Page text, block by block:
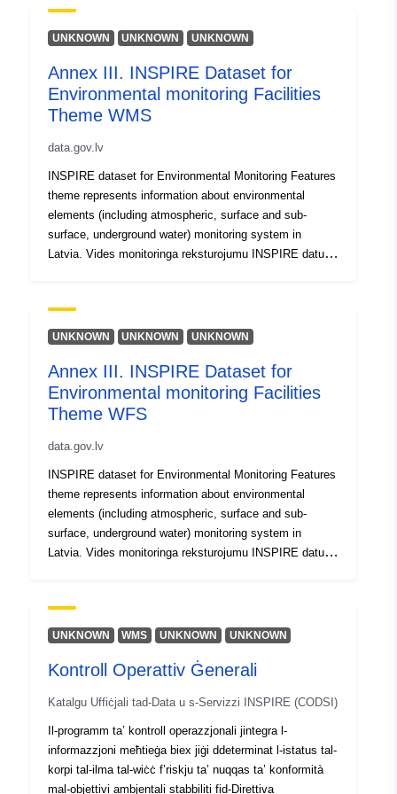
Spazjali:
20.7, 55.6 ], [ 20.7, 58.1 ], [
Tip: Polygon
Identifikaturi:
uriRef:
http://data.europa.eu/88u/dataset/
36ac-4a21-81df-391a21a0dfa8
UNKNOWN UNKNOWN UNKNOWN
Annex III. INSPIRE Dataset for
Environmental monitoring Facilities
Theme WMS
data.gov.lv
INSPIRE dataset for Environmental Monitoring Features
theme represents information about environmental
elements (including atmospheric, surface and sub-
surface, underground water) monitoring system in
Latvia. Vides monitoringa reksturojumu INSPIRE datu
pazemes, kā arī pazemes ūdeņiem) Datu kopa satur
sekojošus slāņus: Valsts atmosfēras gaisa kvalitātes
(ef:efEnvMonitoringNetwork_Atmosphere); Valsts
meteoroloģisko novērojumu staciju tīkls, kurā iekļauts
meteroloģiskais radars Rīgas lidostā
ūdeņu novērojumu stacijas
(ef:efEnvMonitoringNetwork_surfaceWater); Valsts
pazemes ūdeņu novērojumu stacijas
(ef:efEnvMonitoringNetwork_hydrogeology) Dažādās
vides novērošanas programmās iekļautās stacijas
(efEnvMonitoringProgrammeP)
UNKNOWN UNKNOWN UNKNOWN
Annex III. INSPIRE Dataset for
Environmental monitoring Facilities
Theme WFS
data.gov.lv
INSPIRE dataset for Environmental Monitoring Features
theme represents information about environmental
elements (including atmospheric, surface and sub-
surface, underground water) monitoring system in
Latvia. Vides monitoringa reksturojumu INSPIRE datu
pazemes, kā arī pazemes ūdeņiem) Datu kopa satur
sekojošus slāņus: Valsts atmosfēras gaisa kvalitātes
(ef:efEnvMonitoringNetwork_Atmosphere); Valsts
meteroloģiskais radars Rīgas lidostā
(ef:efEnvMonitoringNetwork_Meteo); Valsts virszemes
ūdeņu novērojumu stacijas
(ef:efEnvMonitoringNetwork_surfaceWater); Valsts
pazemes ūdeņu novērojumu stacijas
UNKNOWN WMS UNKNOWN UNKNOWN
Kontroll Operattiv Ġenerali
Katalgu Uffiċjali tad-Data u s-Servizzi INSPIRE (CODSI)
Il-programm ta’ kontroll operazzjonali jintegra l-
informazzjoni meħtieġa biex jiġi ddeterminat l-istatus tal-
korpi tal-ilma tal-wiċċ f’riskju ta’ nuqqas ta’ konformità
mal-objettivi ambjentali stabbiliti fid-Direttiva